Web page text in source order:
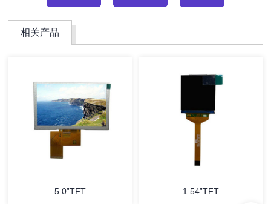
相关产品
5.0”TFT 1.54”TFT